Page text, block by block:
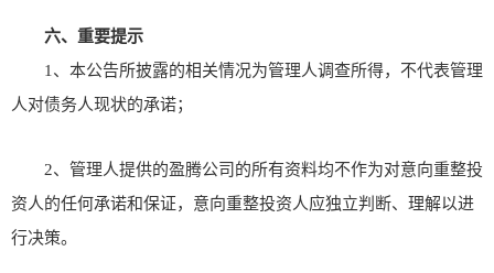
六、重要提示
1、本公告所披露的相关情况为管理人调查所得，不代表管理
人对债务人现状的承诺；
2、管理人提供的盈腾公司的所有资料均不作为对意向重整投
资人的任何承诺和保证，意向重整投资人应独立判断、理解以进
行决策。